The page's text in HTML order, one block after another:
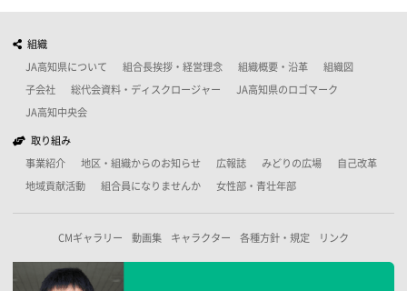
組織
JA高知県について 組合長挨拶・経営理念 組織概要・沿革 組織図
子会社 総代会資料・ディスクロージャー JA高知県のロゴマーク
JA高知中央会
取り組み
事業紹介 地区・組織からのお知らせ 広報誌 みどりの広場 自己改革
地域貢献活動 組合員になりませんか 女性部・青壮年部
CMギャラリー 動画集 キャラクター 各種方針・規定 リンク